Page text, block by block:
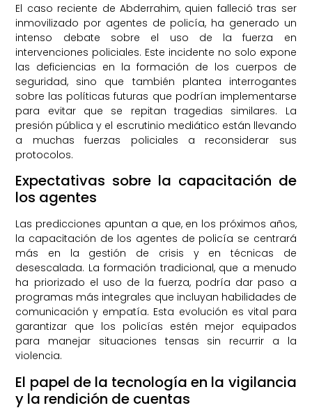
El caso reciente de Abderrahim, quien falleció tras ser
inmovilizado por agentes de policía, ha generado un
intenso debate sobre el uso de la fuerza en
intervenciones policiales. Este incidente no solo expone
las deficiencias en la formación de los cuerpos de
seguridad, sino que también plantea interrogantes
sobre las políticas futuras que podrían implementarse
para evitar que se repitan tragedias similares. La
presión pública y el escrutinio mediático están llevando
a muchas fuerzas policiales a reconsiderar sus
protocolos.
Expectativas sobre la capacitación de
los agentes
Las predicciones apuntan a que, en los próximos años,
la capacitación de los agentes de policía se centrará
más en la gestión de crisis y en técnicas de
desescalada. La formación tradicional, que a menudo
ha priorizado el uso de la fuerza, podría dar paso a
programas más integrales que incluyan habilidades de
comunicación y empatía. Esta evolución es vital para
garantizar que los policías estén mejor equipados
para manejar situaciones tensas sin recurrir a la
violencia.
El papel de la tecnología en la vigilancia
y la rendición de cuentas